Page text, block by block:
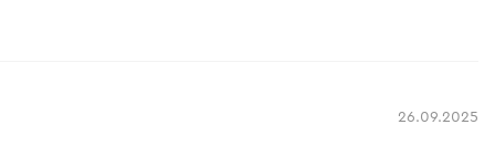
26.09.2025